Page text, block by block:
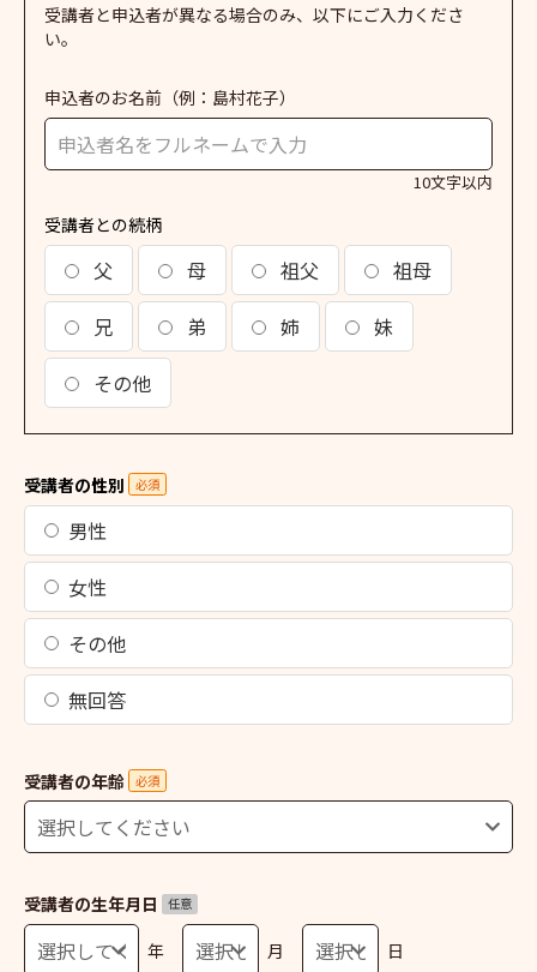
受講者と申込者が異なる場合のみ、以下にご入力くださ
い。
申込者のお名前 （例：島村花子）
10文字以内
受講者との続柄
父 母 祖父
祖母
兄
弟 姉
妹
その他
受講者の性別 必須
男性
女性
その他
無回答
受講者の年齢 必須
受講者の生年月日 任意
年 月 日